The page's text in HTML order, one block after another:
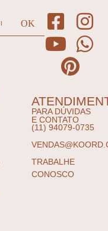
PARA DÚVIDAS
E CONTATO
(11) 94079-0735
TRABALHE
CONOSCO